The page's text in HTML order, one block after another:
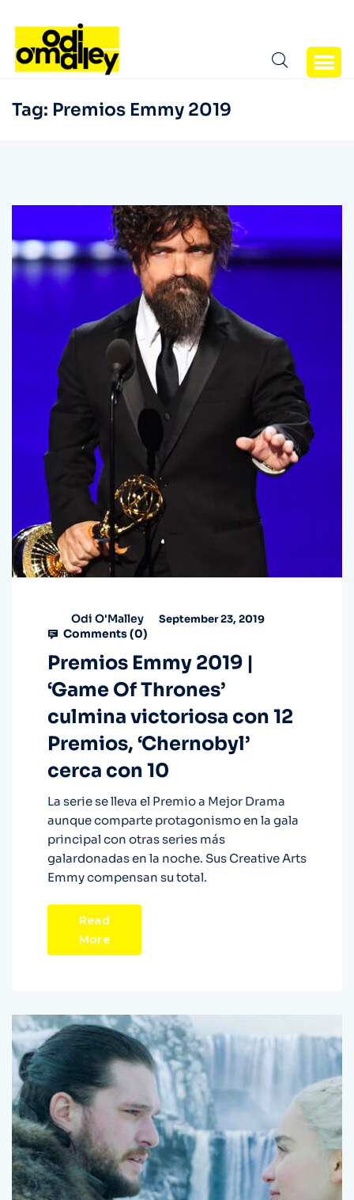
Tag: Premios Emmy 2019
Odi O'Malley September 23, 2019
Comments (0)
Premios Emmy 2019 |
‘Game Of Thrones’
culmina victoriosa con 12
Premios, ‘Chernobyl’
cerca con 10
La serie se lleva el Premio a Mejor Drama
aunque comparte protagonismo en la gala
principal con otras series más
galardonadas en la noche. Sus Creative Arts
Emmy compensan su total.
Read
More